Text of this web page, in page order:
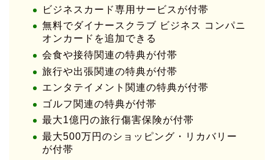
ビジネスカード専用サービスが付帯
無料でダイナースクラブ ビジネス コンパニ
オンカードを追加できる
会食や接待関連の特典が付帯
旅行や出張関連の特典が付帯
エンタテイメント関連の特典が付帯
ゴルフ関連の特典が付帯
最大1億円の旅行傷害保険が付帯
最大500万円のショッピング・リカバリー
が付帯